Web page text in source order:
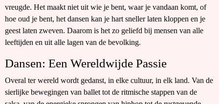
vreugde. Het maakt niet uit wie je bent, waar je vandaan komt, of
hoe oud je bent, het dansen kan je hart sneller laten kloppen en je
geest laten zweven. Daarom is het zo geliefd bij mensen van alle
leeftijden en uit alle lagen van de bevolking.
Dansen: Een Wereldwijde Passie
Overal ter wereld wordt gedanst, in elke cultuur, in elk land. Van de
sierlijke bewegingen van ballet tot de ritmische stappen van de